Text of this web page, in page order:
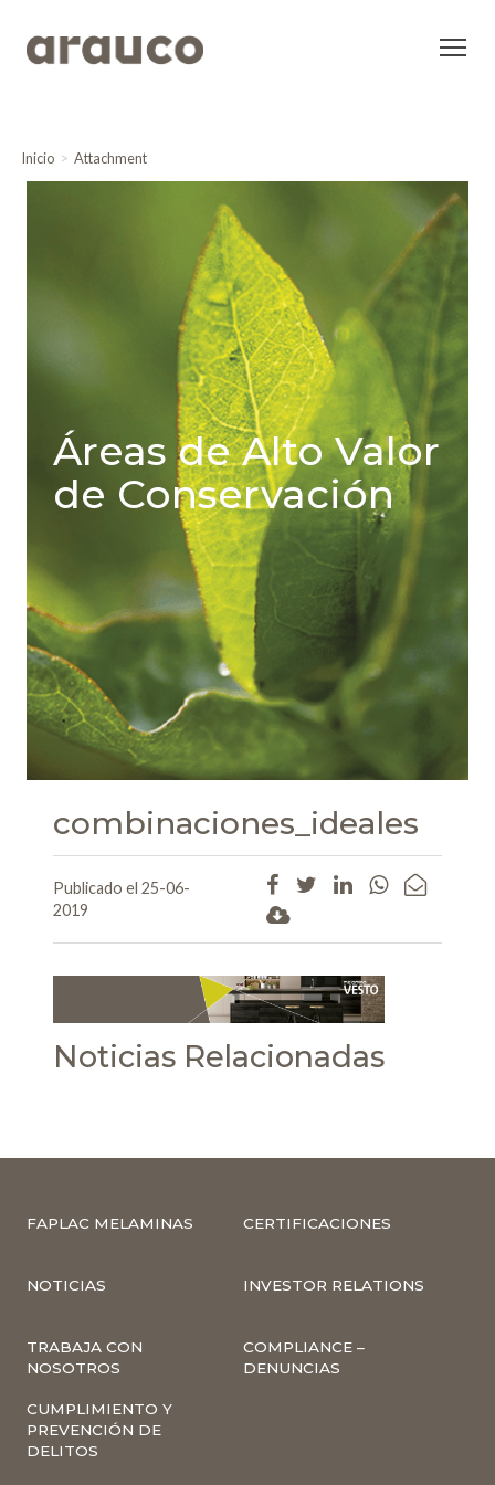
Inicio Attachment
Áreas de Alto Valor
de Conservación
combinaciones_ideales
Publicado el 25-06-
2019
Noticias Relacionadas
FAPLAC MELAMINAS CERTIFICACIONES
NOTICIAS INVESTOR RELATIONS
TRABAJA CON
NOSOTROS
COMPLIANCE –
DENUNCIAS
CUMPLIMIENTO Y
PREVENCIÓN DE
DELITOS